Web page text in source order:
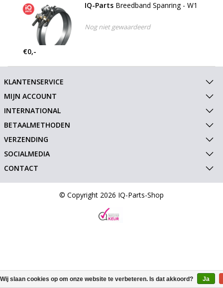
IQ-Parts Breedband Spanring - W1
Nog niet gewaardeerd
€0,-
KLANTENSERVICE
MIJN ACCOUNT
INTERNATIONAL
BETAALMETHODEN
VERZENDING
SOCIALMEDIA
CONTACT
© Copyright 2026 IQ-Parts-Shop
Wij slaan cookies op om onze website te verbeteren. Is dat akkoord? Ja